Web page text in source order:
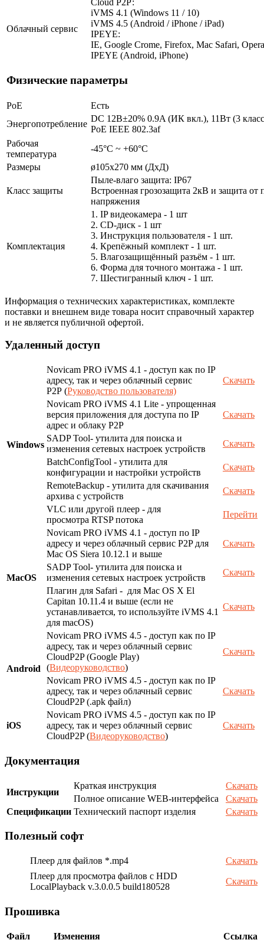
Облачный сервис
iVMS 4.1 (Windows 11 / 10)
iVMS 4.5 (Android / iPhone / iPad)
IPEYE:
IE, Google Crome, Firefox, Mac Safari,
IPEYE (Android, iPhone)
Физические параметры
PoE
Есть
Энергопотребление
DC 12В±20% 0.9A (ИК вкл.), 11Вт (3
PoE IEEE 802.3af
Рабочая
температура
-45°С ~ +60°С
Размеры
ø105x270 мм (ДхД)
Класс защиты
Пыле-влаго защита: IP67
Встроенная грозозащита 2кВ и защита от
напряжения
Комплектация
1. IP видеокамера - 1 шт
2. СD-диск - 1 шт
3. Инструкция пользователя - 1 шт.
4. Крепёжный комплект - 1 шт.
5. Влагозащищённый разъём - 1 шт.
6. Форма для точного монтажа - 1 шт.
7. Шестигранный ключ - 1 шт.
Информация о технических характеристиках, комплекте
поставки и внешнем виде товара носит справочный характер
и не является публичной офертой.
Удаленный доступ
Windows
Novicam PRO iVMS 4.1 - доступ как по IP
адресу, так и через облачный сервис
P2P (Руководство пользователя)
Скачать
Novicam PRO iVMS 4.1 Lite - упрощенная
версия приложения для доступа по IP
адрес и облаку P2P
Скачать
SADP Tool- утилита для поиска и
изменения сетевых настроек устройств
Скачать
BatchConfigTool - утилита для
конфигурации и настройки устройств
Скачать
RemoteBackup - утилита для скачивания
архива с устройств
Скачать
VLC или другой плеер - для
просмотра RTSP потока
Перейти
MacOS
Novicam PRO iVMS 4.1 - доступ по IP
адресу и через облачный сервис P2P для
Mac OS Siera 10.12.1 и выше
Скачать
SADP Tool- утилита для поиска и
изменения сетевых настроек устройств
Скачать
Плагин для Safari - для Mac OS X El
Capitan 10.11.4 и выше (если не
устанавливается, то используйте iVMS 4.1
для macOS)
Скачать
Android
Novicam PRO iVMS 4.5 - доступ как по IP
адресу, так и через облачный сервис
CloudP2P (Google Play)
(Видеоруководство)
Скачать
Novicam PRO iVMS 4.5 - доступ как по IP
адресу, так и через облачный сервис
CloudP2P (.apk файл)
Скачать
iOS
Novicam PRO iVMS 4.5 - доступ как по IP
адресу, так и через облачный сервис
CloudP2P (Видеоруководство)
Скачать
Документация
Инструкции
Краткая инструкция
Скачать
Полное описание WEB-интерфейса
Скачать
Спецификации Технический паспорт изделия Скачать
Полезный софт
Плеер для файлов *.mp4
Скачать
Плеер для просмотра файлов с HDD
LocalPlayback v.3.0.0.5 build180528
Скачать
Прошивка
Файл Изменения
Ссылка